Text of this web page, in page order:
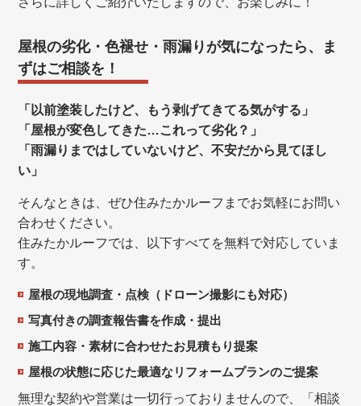
屋根の劣化・色褪せ・雨漏りが気になったら、ま
ずはご相談を！
「以前塗装したけど、もう剥げてきてる気がする」
「屋根が変色してきた…これって劣化？」
「雨漏りまではしていないけど、不安だから見てほし
い」
そんなときは、ぜひ住みたかルーフまでお気軽にお問い
合わせください。
住みたかルーフでは、以下すべてを無料で対応していま
す。
屋根の現地調査・点検（ドローン撮影にも対応）
写真付きの調査報告書を作成・提出
施工内容・素材に合わせたお見積もり提案
屋根の状態に応じた最適なリフォームプランのご提案
無理な契約や営業は一切行っておりませんので、「相談